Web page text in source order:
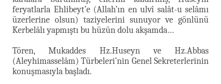
feryatlarla Ehlibeyt’e (Allah’ın en ulvî salât-u selâmı
üzerlerine olsun) taziyelerini sunuyor ve gönlünü
Kerbelâlı yapmıştı bu hüzün dolu akşamda…
Tören, Mukaddes Hz.Huseyn ve Hz.Abbas
(Aleyhimasselâm) Türbeleri’nin Genel Sekreterlerinin
konuşmasıyla başladı.